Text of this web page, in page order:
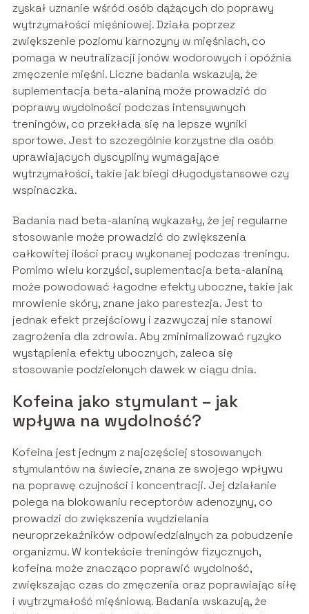
zyskał uznanie wśród osób dążących do poprawy
wytrzymałości mięśniowej. Działa poprzez
zwiększenie poziomu karnozyny w mięśniach, co
pomaga w neutralizacji jonów wodorowych i opóźnia
zmęczenie mięśni. Liczne badania wskazują, że
suplementacja beta-alaniną może prowadzić do
poprawy wydolności podczas intensywnych
treningów, co przekłada się na lepsze wyniki
sportowe. Jest to szczególnie korzystne dla osób
uprawiających dyscypliny wymagające
wytrzymałości, takie jak biegi długodystansowe czy
wspinaczka.
Badania nad beta-alaniną wykazały, że jej regularne
stosowanie może prowadzić do zwiększenia
całkowitej ilości pracy wykonanej podczas treningu.
Pomimo wielu korzyści, suplementacja beta-alaniną
może powodować łagodne efekty uboczne, takie jak
mrowienie skóry, znane jako parestezja. Jest to
jednak efekt przejściowy i zazwyczaj nie stanowi
zagrożenia dla zdrowia. Aby zminimalizować ryzyko
wystąpienia efekty ubocznych, zaleca się
stosowanie podzielonych dawek w ciągu dnia.
Kofeina jako stymulant – jak
wpływa na wydolność?
Kofeina jest jednym z najczęściej stosowanych
stymulantów na świecie, znana ze swojego wpływu
na poprawę czujności i koncentracji. Jej działanie
polega na blokowaniu receptorów adenozyny, co
prowadzi do zwiększenia wydzielania
neuroprzekaźników odpowiedzialnych za pobudzenie
organizmu. W kontekście treningów fizycznych,
kofeina może znacząco poprawić wydolność,
zwiększając czas do zmęczenia oraz poprawiając siłę
i wytrzymałość mięśniową. Badania wskazują, że